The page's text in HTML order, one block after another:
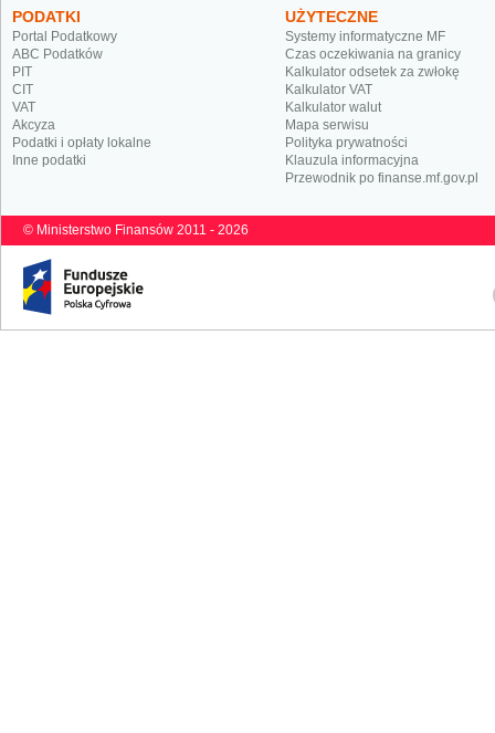
PODATKI
Portal Podatkowy
ABC Podatków
PIT
CIT
VAT
Akcyza
Podatki i opłaty lokalne
Inne podatki
UŻYTECZNE
Systemy informatyczne MF
Czas oczekiwania na granicy
Kalkulator odsetek za zwłokę
Kalkulator VAT
Kalkulator walut
Mapa serwisu
Polityka prywatności
Klauzula informacyjna
Przewodnik po finanse.mf.gov.pl
© Ministerstwo Finansów 2011 - 2026